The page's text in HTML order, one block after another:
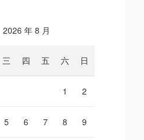
2026 年 8 月
三 四 五 六 日
1 2
5 6 7 8 9